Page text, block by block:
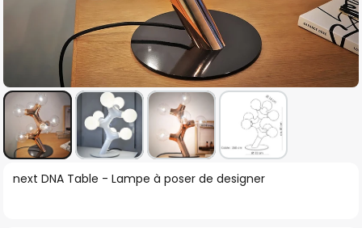
Skip
next DNA Table - Lampe à poser de designer